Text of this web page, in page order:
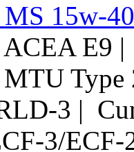
15w-40
E9
3 |
3/